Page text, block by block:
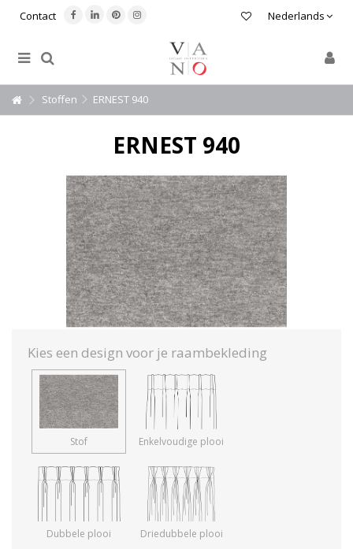
Nederlands
Contact
Stoffen ERNEST 940
ERNEST 940
Kies een design voor je raambekleding
Stof Enkelvoudige plooi
Dubbele plooi Driedubbele plooi